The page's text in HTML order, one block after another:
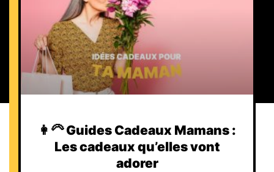
👩‍🦳 Guides Cadeaux Mamans :
Les cadeaux qu’elles vont
adorer